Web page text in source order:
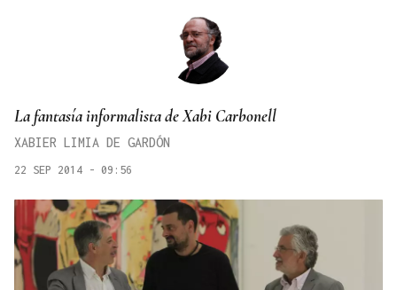
La fantasía informalista de Xabi Carbonell
XABIER LIMIA DE GARDÓN
22 SEP 2014 - 09:56